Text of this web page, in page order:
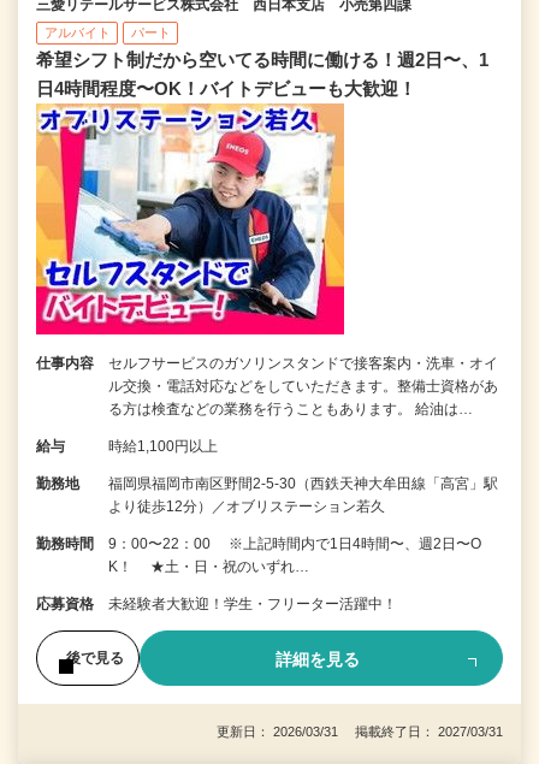
三愛リテールサービス株式会社 西日本支店 小売第四課
アルバイト パート
希望シフト制だから空いてる時間に働ける！週2日〜、1
日4時間程度〜OK！バイトデビューも大歓迎！
仕事内容
セルフサービスのガソリンスタンドで接客案内・洗車・オイ
ル交換・電話対応などをしていただきます。整備士資格があ
る方は検査などの業務を行うこともあります。 給油は…
給与 時給1,100円以上
勤務地
福岡県福岡市南区野間2-5-30（西鉄天神大牟田線「高宮」駅
より徒歩12分）／オブリステーション若久
勤務時間
9：00〜22：00 ※上記時間内で1日4時間〜、週2日〜O
K！ ★土・日・祝のいずれ…
応募資格 未経験者大歓迎！学生・フリーター活躍中！
後で見る 詳細を見る
更新日： 2026/03/31 掲載終了日： 2027/03/31